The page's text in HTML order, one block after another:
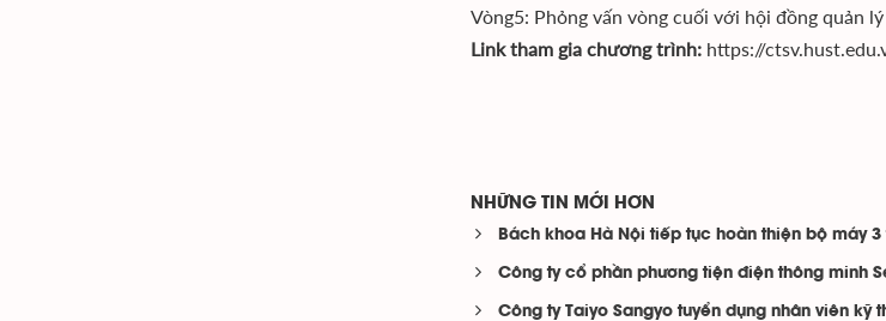
Vòng5: Phỏng vấn vòng cuối với hội đồng quản
Link tham gia chương trình: https://
NHỮNG TIN MỚI HƠN
Bách khoa Hà Nội tiếp tục hoàn thiện bộ máy
Công ty cổ phần phương tiện điện thông minh
Công ty Taiyo Sangyo tuyển dụng nhân viên kỹ